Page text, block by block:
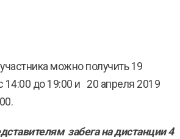
можно получить 19
14:00 до 19:00 и 20 апреля 2019
забега на дистанции 4